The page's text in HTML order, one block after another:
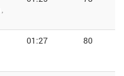
01:27 80